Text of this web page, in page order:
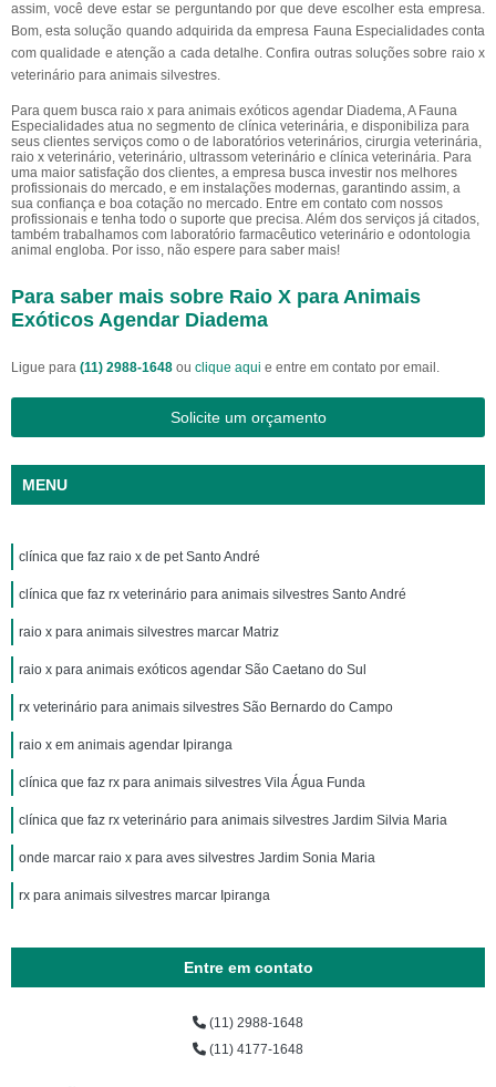
assim, você deve estar se perguntando por que deve escolher esta empresa.
Bom, esta solução quando adquirida da empresa Fauna Especialidades conta
com qualidade e atenção a cada detalhe. Confira outras soluções sobre raio x
veterinário para animais silvestres.
Para quem busca raio x para animais exóticos agendar Diadema, A Fauna
Especialidades atua no segmento de clínica veterinária, e disponibiliza para
seus clientes serviços como o de laboratórios veterinários, cirurgia veterinária,
raio x veterinário, veterinário, ultrassom veterinário e clínica veterinária. Para
uma maior satisfação dos clientes, a empresa busca investir nos melhores
profissionais do mercado, e em instalações modernas, garantindo assim, a
sua confiança e boa cotação no mercado. Entre em contato com nossos
profissionais e tenha todo o suporte que precisa. Além dos serviços já citados,
também trabalhamos com laboratório farmacêutico veterinário e odontologia
animal engloba. Por isso, não espere para saber mais!
Para saber mais sobre Raio X para Animais
Exóticos Agendar Diadema
Ligue para (11) 2988-1648 ou clique aqui e entre em contato por email.
Solicite um orçamento
MENU
clínica que faz raio x de pet Santo André
clínica que faz rx veterinário para animais silvestres Santo André
raio x para animais silvestres marcar Matriz
raio x para animais exóticos agendar São Caetano do Sul
rx veterinário para animais silvestres São Bernardo do Campo
raio x em animais agendar Ipiranga
clínica que faz rx para animais silvestres Vila Água Funda
clínica que faz rx veterinário para animais silvestres Jardim Silvia Maria
onde marcar raio x para aves silvestres Jardim Sonia Maria
rx para animais silvestres marcar Ipiranga
Entre em contato
(11) 2988-1648
(11) 4177-1648